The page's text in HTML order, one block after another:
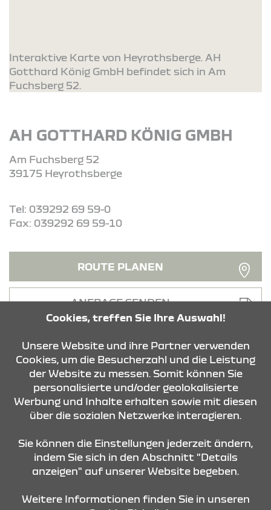
Interaktive Karte von Heyrothsberge. AH
Gotthard König GmbH befindet sich in Am
Fuchsberg 52.
AH GOTTHARD KÖNIG GMBH
Am Fuchsberg 52
39175 Heyrothsberge
Tel: 039292 69 59-0
Fax: 039292 69 59-10
ROUTE PLANEN
ANFRAGE SENDEN
KONTAKT & ANFAHRT
STANDORTE
Cookies, treffen Sie Ihre Auswahl!
Unsere Website und ihre Partner verwenden
Cookies, um die Besucherzahl und die Leistung
der Website zu messen. Somit können Sie
personalisierte und/oder geolokalisierte
Werbung und Inhalte erhalten sowie mit diesen
über die sozialen Netzwerke interagieren.
Sie können die Einstellungen jederzeit ändern,
indem Sie sich in den Abschnitt "Details
anzeigen" auf unserer Website begeben.
Weitere Informationen finden Sie in unseren